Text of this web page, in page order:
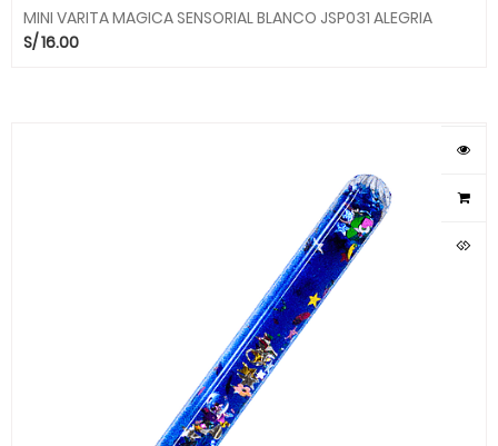
MINI VARITA MAGICA SENSORIAL BLANCO JSP031 ALEGRIA
S/16.00